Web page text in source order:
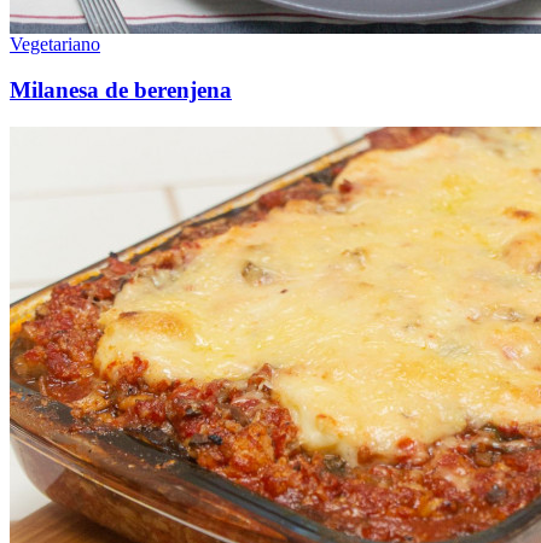
Vegetariano
Milanesa de berenjena